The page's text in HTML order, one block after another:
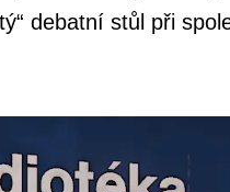
debatní stůl při